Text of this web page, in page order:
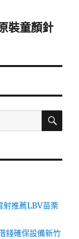
裝童顏針
搜
射推薦LBV苗栗
錢確保設備新竹